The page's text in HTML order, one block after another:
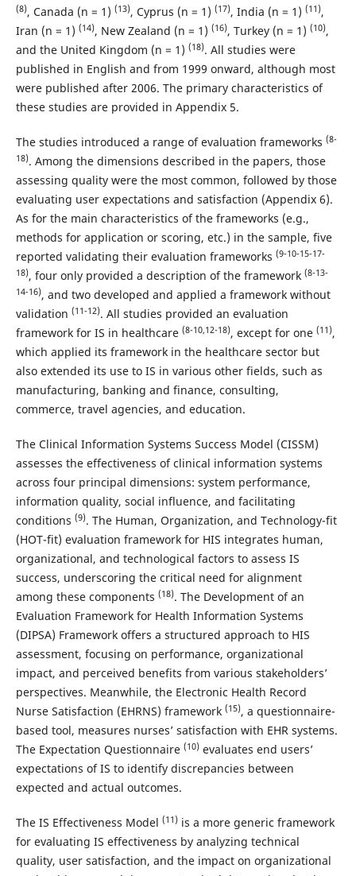
(8), Canada (n = 1) (13), Cyprus (n = 1) (17), India (n = 1) (11),
Iran (n = 1) (14), New Zealand (n = 1) (16), Turkey (n = 1) (10),
and the United Kingdom (n = 1) (18). All studies were
published in English and from 1999 onward, although most
were published after 2006. The primary characteristics of
these studies are provided in Appendix 5.
The studies introduced a range of evaluation frameworks (8-
18). Among the dimensions described in the papers, those
assessing quality were the most common, followed by those
evaluating user expectations and satisfaction (Appendix 6).
As for the main characteristics of the frameworks (e.g.,
methods for application or scoring, etc.) in the sample, five
reported validating their evaluation frameworks (9-10-15-17-
18), four only provided a description of the framework (8-13-
14-16), and two developed and applied a framework without
validation (11-12). All studies provided an evaluation
framework for IS in healthcare (8-10,12-18), except for one (11),
which applied its framework in the healthcare sector but
also extended its use to IS in various other fields, such as
manufacturing, banking and finance, consulting,
commerce, travel agencies, and education.
The Clinical Information Systems Success Model (CISSM)
assesses the effectiveness of clinical information systems
across four principal dimensions: system performance,
information quality, social influence, and facilitating
conditions (9). The Human, Organization, and Technology-fit
(HOT-fit) evaluation framework for HIS integrates human,
organizational, and technological factors to assess IS
success, underscoring the critical need for alignment
among these components (18). The Development of an
Evaluation Framework for Health Information Systems
(DIPSA) Framework offers a structured approach to HIS
assessment, focusing on performance, organizational
impact, and perceived benefits from various stakeholders’
perspectives. Meanwhile, the Electronic Health Record
Nurse Satisfaction (EHRNS) framework (15), a questionnaire-
based tool, measures nurses’ satisfaction with EHR systems.
The Expectation Questionnaire (10)evaluates end users’
expectations of IS to identify discrepancies between
expected and actual outcomes.
The IS Effectiveness Model (11)is a more generic framework
for evaluating IS effectiveness by analyzing technical
quality, user satisfaction, and the impact on organizational